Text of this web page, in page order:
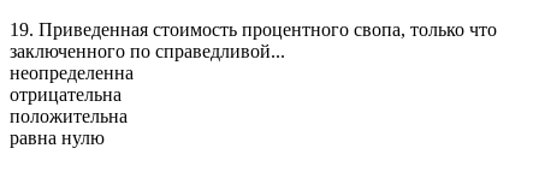
19. Приведенная стоимость процентного свопа, только что
заключенного по справедливой...
неопределенна
отрицательна
положительна
равна нулю